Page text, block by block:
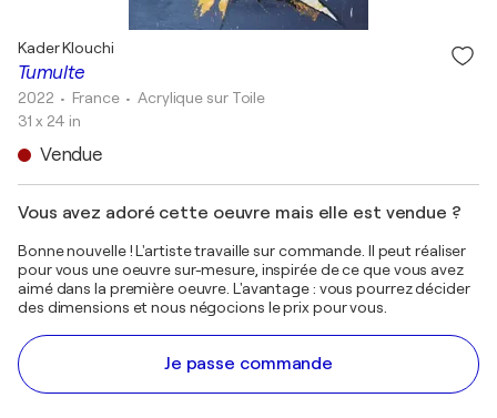
Tumulte
Kader Klouchi
2022 • France •Acrylique sur Toile
31 x 24 in
Vendue
Vous avez adoré cette oeuvre mais elle est vendue ?
Bonne nouvelle ! L'artiste travaille sur commande. Il peut réaliser
pour vous une oeuvre sur-mesure, inspirée de ce que vous avez
aimé dans la première oeuvre. L'avantage : vous pourrez décider
des dimensions et nous négocions le prix pour vous.
Je passe commande